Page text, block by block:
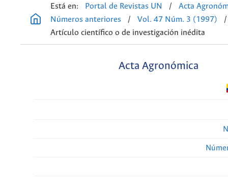
Está en: Portal de Revistas UN /
Acta
Números anteriores
/ Vol. 47 Núm. 3 (1997)
/
Artículo científico o de investigación inédita
Acta Agronómica